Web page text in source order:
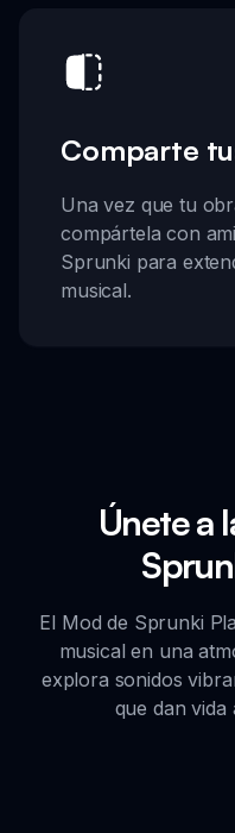
Comparte
Una vez que tu
compártela con
Sprunki para
musical.
Únete a
El Mod de Sprunki
musical en una
explora sonidos
que dan vida